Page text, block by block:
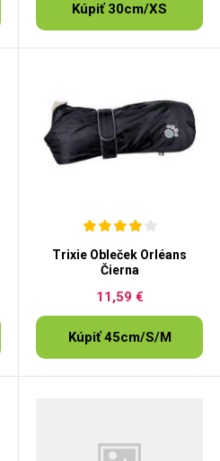
Kúpiť 30cm/XS
Trixie Obleček Orléans
Čierna
11,59 €
Kúpiť 45cm/S/M